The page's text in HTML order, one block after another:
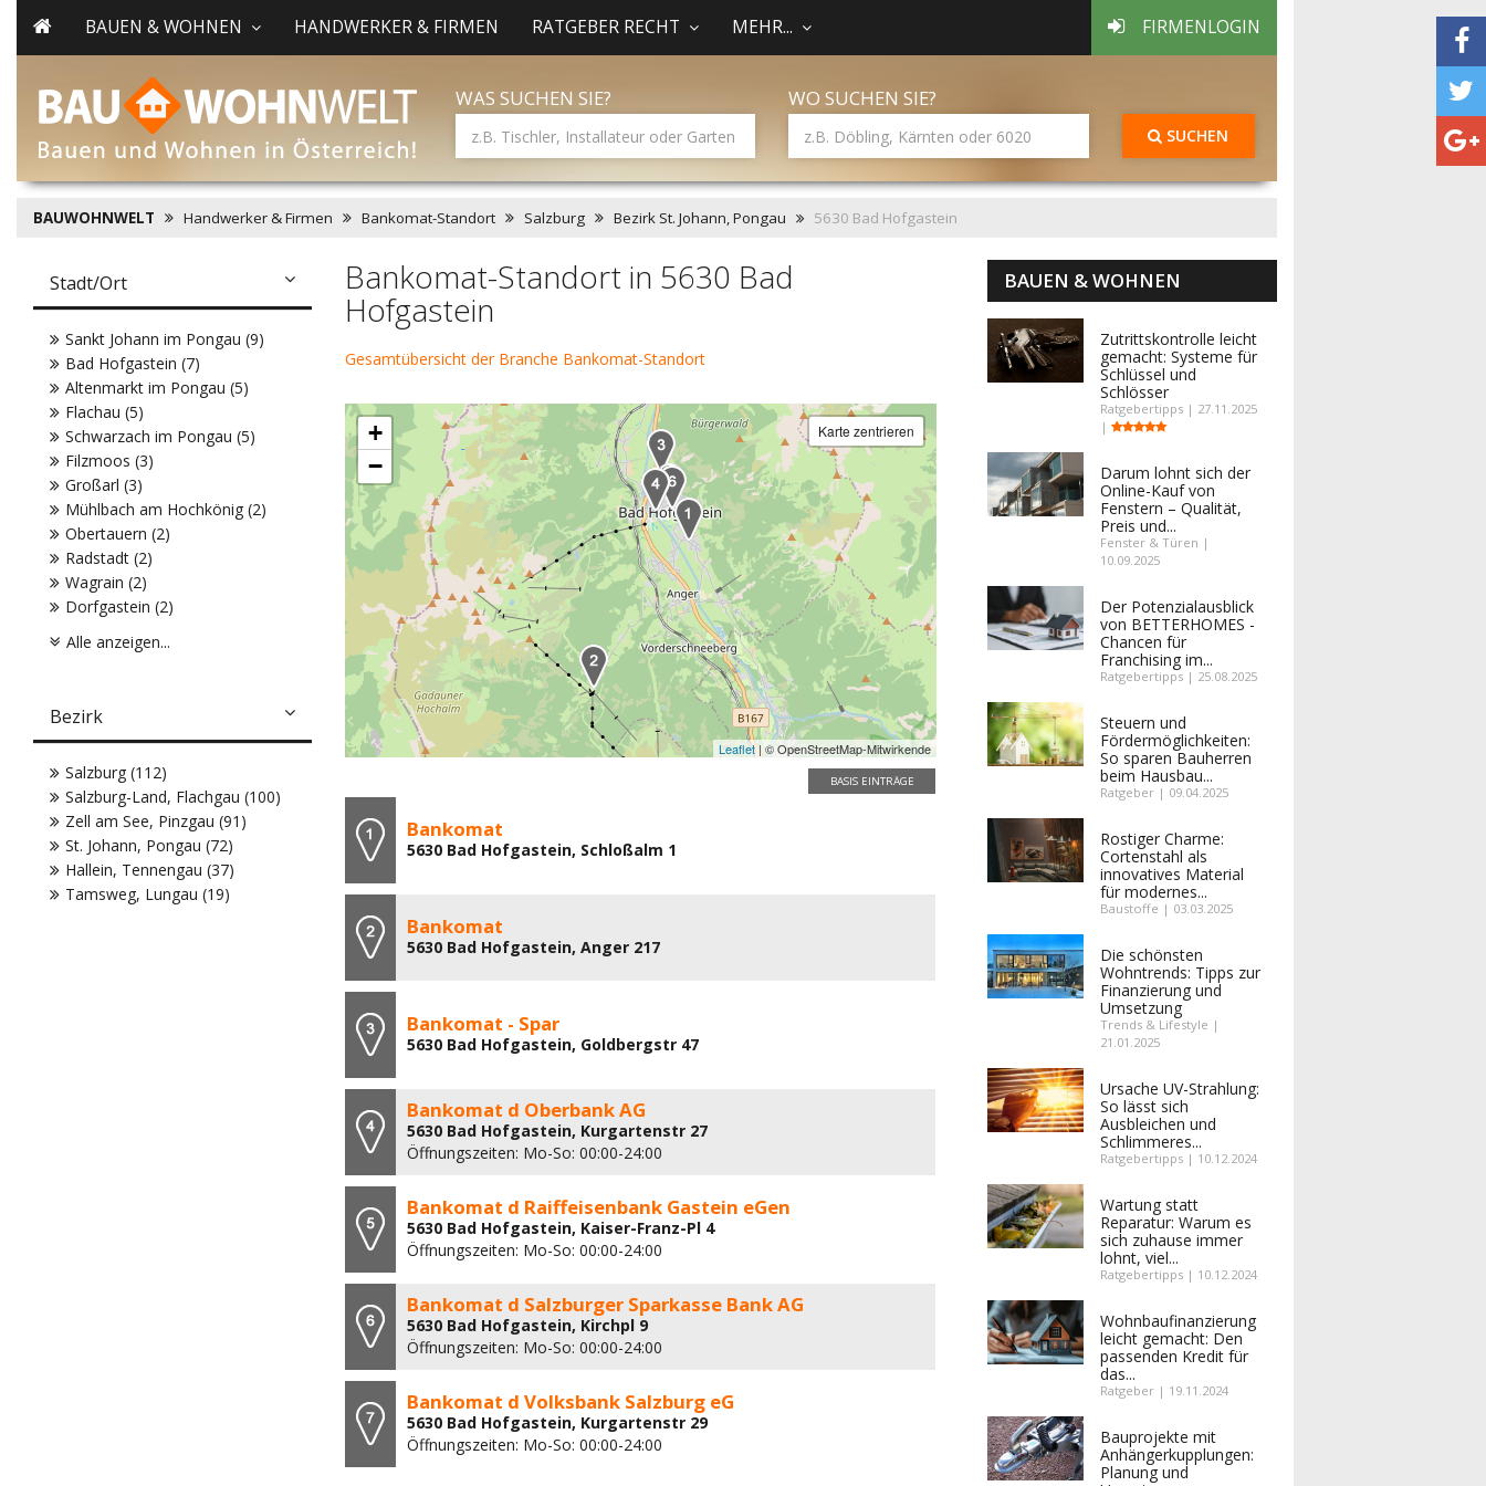
BAUEN & WOHNEN HANDWERKER & FIRMEN RATGEBER RECHT MEHR... FIRMENLOGIN
WAS SUCHEN SIE? WO SUCHEN SIE?
SUCHEN
BAUWOHNWELT Handwerker & Firmen Bankomat-Standort Salzburg Bezirk St. Johann, Pongau 5630 Bad Hofgastein
Bankomat-Standort in 5630 Bad
Hofgastein
Gesamtübersicht der Branche Bankomat-Standort
+
−
Karte zentrieren
Leaflet| © OpenStreetMap-Mitwirkende
BASIS EINTRÄGE
Bankomat
5630 Bad Hofgastein, Schloßalm 1
Bankomat
5630 Bad Hofgastein, Anger 217
Bankomat - Spar
5630 Bad Hofgastein, Goldbergstr 47
Bankomat d Oberbank AG
5630 Bad Hofgastein, Kurgartenstr 27
Öffnungszeiten: Mo-So: 00:00-24:00
Bankomat d Raiffeisenbank Gastein eGen
5630 Bad Hofgastein, Kaiser-Franz-Pl 4
Öffnungszeiten: Mo-So: 00:00-24:00
Bankomat d Salzburger Sparkasse Bank AG
5630 Bad Hofgastein, Kirchpl 9
Öffnungszeiten: Mo-So: 00:00-24:00
Bankomat d Volksbank Salzburg eG
5630 Bad Hofgastein, Kurgartenstr 29
Öffnungszeiten: Mo-So: 00:00-24:00
Stadt/Ort
Sankt Johann im Pongau (9)
Bad Hofgastein (7)
Altenmarkt im Pongau (5)
Flachau (5)
Schwarzach im Pongau (5)
Filzmoos (3)
Großarl (3)
Mühlbach am Hochkönig (2)
Obertauern (2)
Radstadt (2)
Wagrain (2)
Dorfgastein (2)
Alle anzeigen...
Bezirk
Salzburg (112)
Salzburg-Land, Flachgau (100)
Zell am See, Pinzgau (91)
St. Johann, Pongau (72)
Hallein, Tennengau (37)
Tamsweg, Lungau (19)
BAUEN & WOHNEN
Zutrittskontrolle leicht
gemacht: Systeme für
Schlüssel und
Schlösser
Ratgebertipps | 27.11.2025
|
Darum lohnt sich der
Online-Kauf von
Fenstern – Qualität,
Preis und...
Fenster & Türen |
10.09.2025
Der Potenzialausblick
von BETTERHOMES -
Chancen für
Franchising im...
Ratgebertipps | 25.08.2025
Steuern und
Fördermöglichkeiten:
So sparen Bauherren
beim Hausbau...
Ratgeber | 09.04.2025
Rostiger Charme:
Cortenstahl als
innovatives Material
für modernes...
Baustoffe | 03.03.2025
Die schönsten
Wohntrends: Tipps zur
Finanzierung und
Umsetzung
Trends & Lifestyle |
21.01.2025
Ursache UV-Strahlung:
So lässt sich
Ausbleichen und
Schlimmeres...
Ratgebertipps | 10.12.2024
Wartung statt
Reparatur: Warum es
sich zuhause immer
lohnt, viel...
Ratgebertipps | 10.12.2024
Wohnbaufinanzierung
leicht gemacht: Den
passenden Kredit für
das...
Ratgeber | 19.11.2024
Bauprojekte mit
Anhängerkupplungen:
Planung und